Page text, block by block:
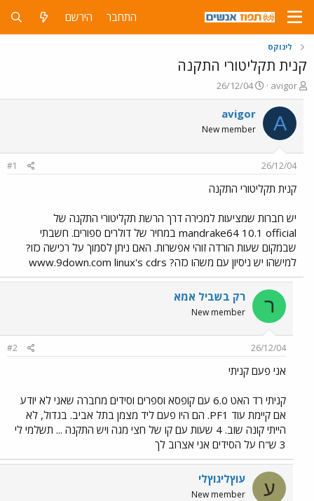
התחבר הירשם
לינוקס
קנית תקליטורי התקנה
פ
ו
ת
ח
ה
ש
א
avigor
פ
ו
ר
ם
ר
26/12/04
A
avigor
New member
26/12/04
#1
קנית תקליטורי התקנה
יש חברות שמציעות למכירה דרך הרשת תקליטורי התקנה של
mandrake64 10.1 official במחיר של דולרים ספורים. חשבתי
שבמקום שעות הורדה זוהי אפשרות. האם ניתן לסמוך על רכישה כזו?
למישהו יש ניסיון עם משהו כזה? www.9down.com linux's cdrs
ר רק בשביל אמא
New member
26/12/04
#2
אני פעם קניתי
קניתי רד האט 6.0 עם קופסא וספרים וסידים מחברה שאני לא יודע
אם קיימת עוד PF1. הם היו פעם ליד מצמן בתל אביב. בגדול, לא
הייתי קונה שוב. 4 שעות עם קו של חצי מגה ויש התקנה ... תשלמי לי
3 ש"ח על הסידים אני אצרוב לך
ע עוץליגוץלי
New member